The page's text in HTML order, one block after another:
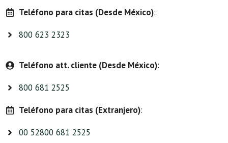
Teléfono para citas (Desde México):
800 623 2323
Teléfono att. cliente (Desde México):
800 681 2525
Teléfono para citas (Extranjero):
00 52800 681 2525